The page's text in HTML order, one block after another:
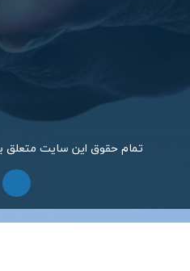
تمام حقوق این سایت متعلق